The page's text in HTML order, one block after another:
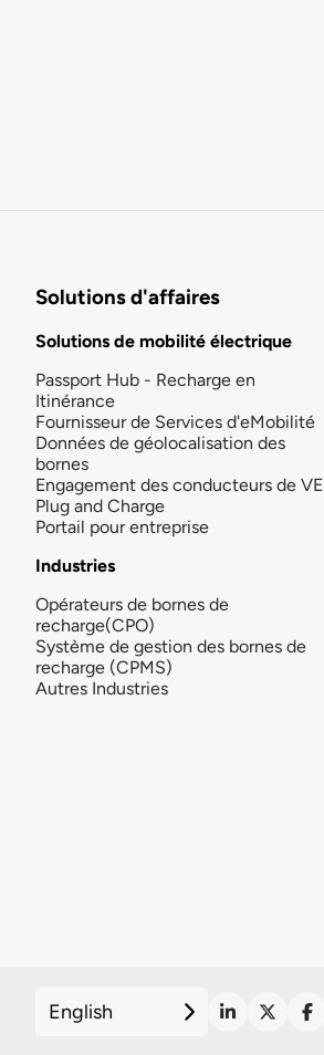
Solutions d'affaires
Solutions de mobilité électrique
Passport Hub - Recharge en
Itinérance
Fournisseur de Services d'eMobilité
Données de géolocalisation des
bornes
Engagement des conducteurs de VE
Plug and Charge
Portail pour entreprise
Industries
Opérateurs de bornes de
recharge(CPO)
Système de gestion des bornes de
recharge (CPMS)
Autres Industries
English